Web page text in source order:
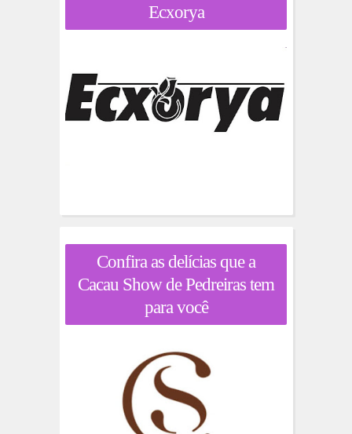
Ecxorya
Confira as delícias que a
Cacau Show de Pedreiras tem
para você